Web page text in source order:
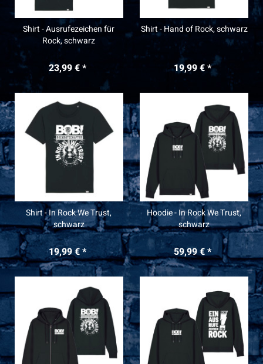
Shirt - Ausrufezeichen für
Rock, schwarz
23,99 € *
Shirt - Hand of Rock, schwarz
19,99 € *
Shirt - In Rock We Trust,
schwarz
19,99 € *
Hoodie - In Rock We Trust,
schwarz
59,99 € *